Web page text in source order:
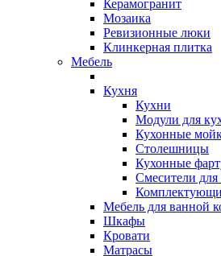
Керамогранит
Мозаика
Ревизионные люки
Клинкерная плитка
Мебель
Кухня
Кухни
Модули для
Кухонные
Столешницы
Кухонные
Смесители для
Мебель для ванной
Шкафы
Кровати
Матрасы